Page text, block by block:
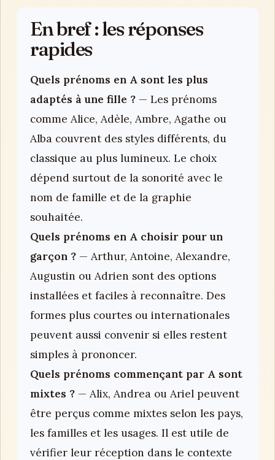
En bref : les réponses
rapides
Quels prénoms en A sont les plus
adaptés à une fille ? — Les prénoms
comme Alice, Adèle, Ambre, Agathe ou
Alba couvrent des styles différents, du
classique au plus lumineux. Le choix
dépend surtout de la sonorité avec le
nom de famille et de la graphie
souhaitée.
Quels prénoms en A choisir pour un
garçon ? — Arthur, Antoine, Alexandre,
Augustin ou Adrien sont des options
installées et faciles à reconnaître. Des
formes plus courtes ou internationales
peuvent aussi convenir si elles restent
simples à prononcer.
Quels prénoms commençant par A sont
mixtes ? — Alix, Andrea ou Ariel peuvent
être perçus comme mixtes selon les pays,
les familles et les usages. Il est utile de
vérifier leur réception dans le contexte